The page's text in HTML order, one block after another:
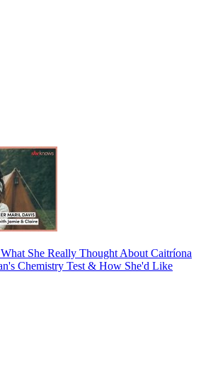
She Really Thought About Caitríona
Chemistry Test & How She'd Like